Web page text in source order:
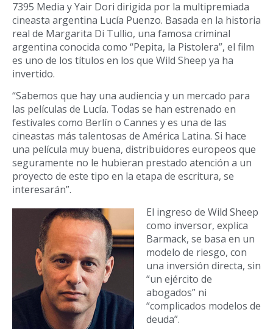
7395 Media y Yair Dori dirigida por la multipremiada
cineasta argentina Lucía Puenzo. Basada en la historia
real de Margarita Di Tullio, una famosa criminal
argentina conocida como “Pepita, la Pistolera”, el film
es uno de los títulos en los que Wild Sheep ya ha
invertido.
“Sabemos que hay una audiencia y un mercado para
las películas de Lucía. Todas se han estrenado en
festivales como Berlín o Cannes y es una de las
cineastas más talentosas de América Latina. Si hace
una película muy buena, distribuidores europeos que
seguramente no le hubieran prestado atención a un
proyecto de este tipo en la etapa de escritura, se
interesarán”.
El ingreso de Wild Sheep
como inversor, explica
Barmack, se basa en un
modelo de riesgo, con
una inversión directa, sin
“un ejército de
abogados” ni
“complicados modelos de
deuda”.